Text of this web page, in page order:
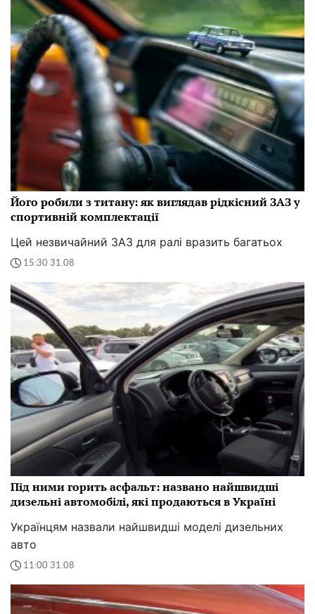
Його робили з титану: як виглядав рідкісний ЗАЗ у
спортивній комплектації
Цей незвичайний ЗАЗ для ралі вразить багатьох
15:30 31.08
Під ними горить асфальт: названо найшвидші
дизельні автомобілі, які продаються в Україні
Українцям назвали найшвидші моделі дизельних
авто
11:00 31.08